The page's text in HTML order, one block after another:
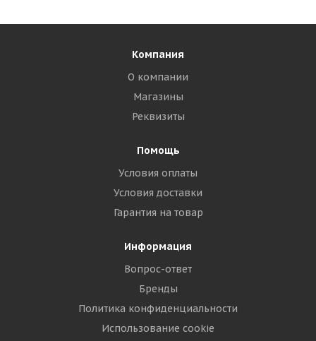
Компания
О компании
Магазины
Реквизиты
Помощь
Условия оплаты
Условия доставки
Гарантия на товар
Информация
Вопрос-ответ
Бренды
Политика конфиденциальности
Использование cookie